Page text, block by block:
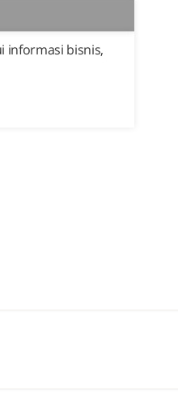
informasi bisnis,